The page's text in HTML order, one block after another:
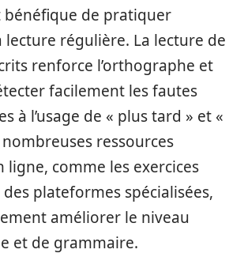
bénéfique de pratiquer
lecture régulière. La lecture de
renforce l’orthographe et
facilement les fautes
à l’usage de « plus tard » et «
ressources
ligne, comme les exercices
plateformes spécialisées,
améliorer le niveau
et de grammaire.